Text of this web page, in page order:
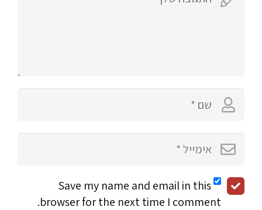
Save my name and email in this
browser for the next time I comment.